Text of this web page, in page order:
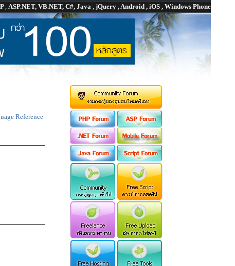
, ASP.NET, VB.NET, C#, Java , jQuery , Android , iOS , Windows Phone
Reference